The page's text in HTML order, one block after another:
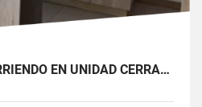
APARTAMENTO EN ARRIENDO EN UNIDAD CERRADA DE LA CEJA.